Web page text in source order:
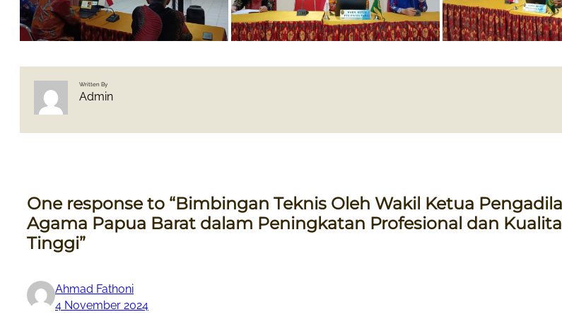
Written By
Admin
One response to “Bimbingan Teknis Oleh Wakil Ketua
Agama Papua Barat dalam Peningkatan Profesional dan
Tinggi”
Ahmad Fathoni
4 November 2024